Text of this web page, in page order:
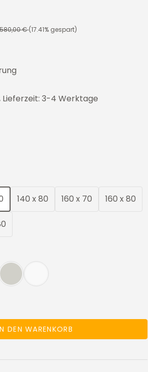
580,00 €(17.41% gespart)
3-4 Werktage
140 x 80 160 x 70 160 x 80
Lichtgrau
Gib den
DEN WARENKORB